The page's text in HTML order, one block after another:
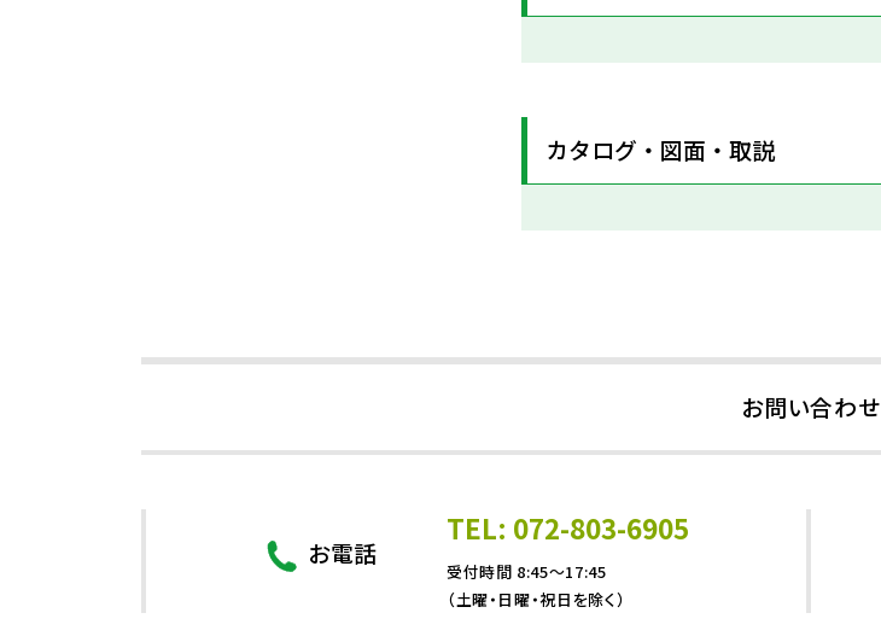
カタログ・図面・取説
お問い合わせ
お電話
TEL: 072-803-6905
受付時間 8:45～17:45
（土曜・日曜・祝日を除く）